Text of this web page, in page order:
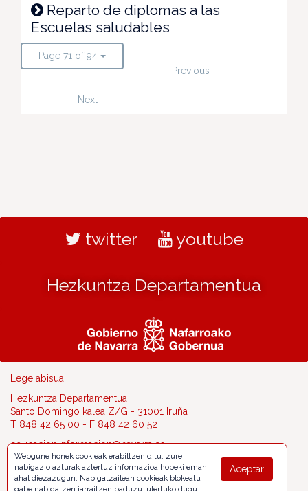
Reparto de diplomas a las
Escuelas saludables
Page 71 of 94
Previous
Next
twitter youtube
Hezkuntza Departamentua
Lege abisua
Hezkuntza Departamentua
Santo Domingo kalea Z/G - 31001 Iruña
T 848 42 65 00 - F 848 42 60 52
educacion.informacion@navarra.es
Aceptar
Webgune honek cookieak erabiltzen ditu, zure
nabigazio azturak aztertuz informazioa hobeki eman
ahal diezazugun. Nabigatzailean cookieak blokeatu
gabe nabigatzen jarraitzen baduzu, ulertuko dugu